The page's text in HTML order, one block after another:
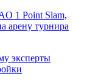
1 Point Slam,
арену турнира
эксперты